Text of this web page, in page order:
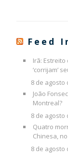
Feed
Irã:
‘corrijam’
8 de agosto
João
Montreal?
8 de agosto
Quatro
Chinesa,
8 de agosto